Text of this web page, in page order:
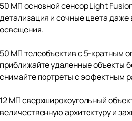
50 МП основной сенсор Light
детализация и сочные цвета даже
освещения.
50 МП телеобъектив с 5-кратным
приближайте удаленные объекты
снимайте портреты с эффектным
12 МП сверхширокоугольный
величественную архитектуру и